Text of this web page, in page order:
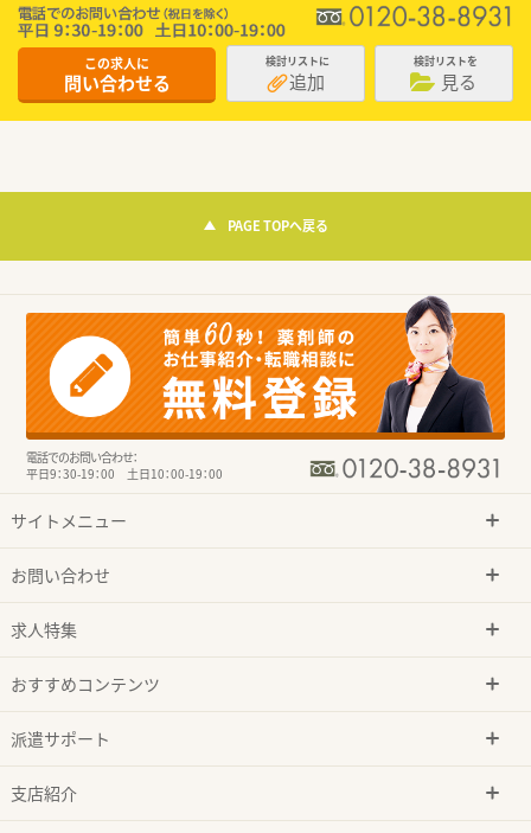
この求人に
問い合わせる
検討リストに
追加
検討リストを
見る
PAGE TOPへ戻る
電話でのお問い合わせ：
平日9：30-19：00 土日10：00-19：00
サイトメニュー
お問い合わせ
求人特集
おすすめコンテンツ
派遣サポート
支店紹介